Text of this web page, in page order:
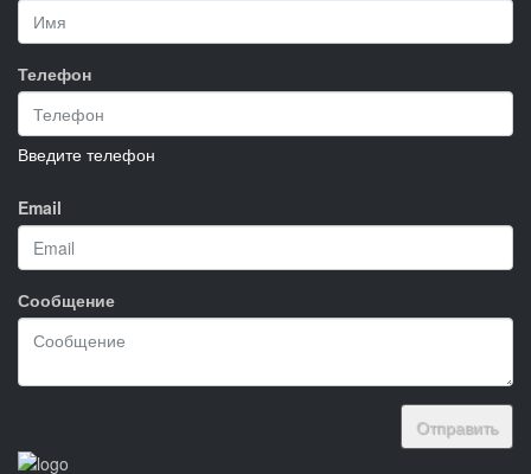
Телефон
Введите телефон
Email
Сообщение
Отправить